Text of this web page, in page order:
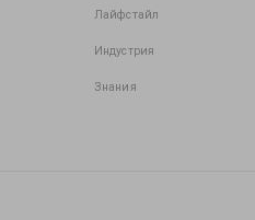
Лайфстайл
Индустрия
Знания